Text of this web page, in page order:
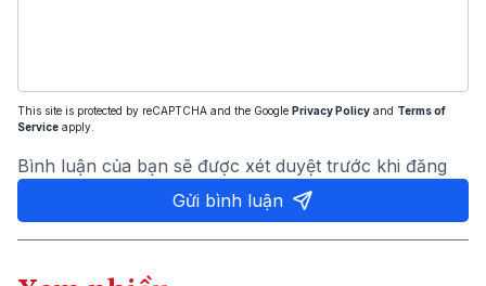
This site is protected by reCAPTCHA and the Google Privacy Policy and Terms of
Service apply.
Bình luận của bạn sẽ được xét duyệt trước khi đăng
Gửi bình luận